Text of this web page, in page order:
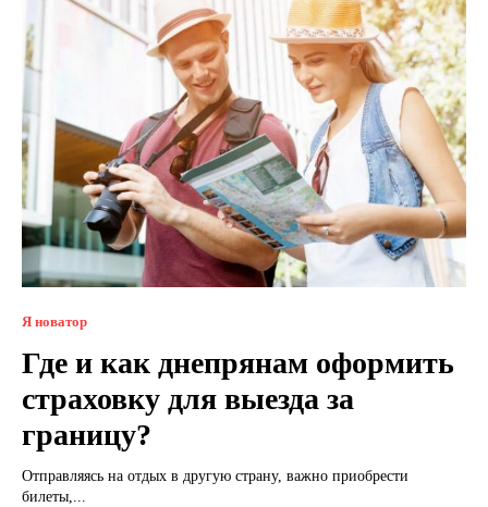
Я новатор
Где и как днепрянам оформить
страховку для выезда за
границу?
Отправляясь на отдых в другую страну, важно приобрести
билеты,...